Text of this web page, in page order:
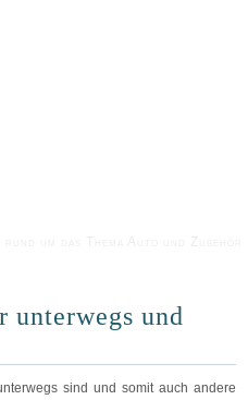
und
sind und somit auch andere